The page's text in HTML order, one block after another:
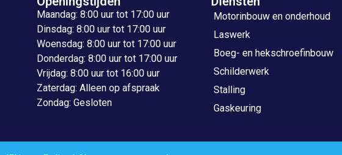
Maandag: 8:00 uur tot 17:00 uur
Dinsdag: 8:00 uur tot 17:00 uur
Woensdag: 8:00 uur tot 17:00 uur
Donderdag: 8:00 uur tot 17:00 uur
Vrijdag: 8:00 uur tot 16:00 uur
Zaterdag: Alleen op afspraak
Zondag: Gesloten
Motorinbouw en onderhoud
Laswerk
Boeg- en hekschroefinbouw
Schilderwerk
Stalling
Gaskeuring